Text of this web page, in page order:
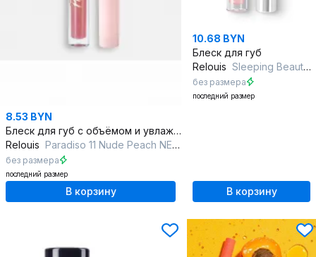
8.53 BYN
Блеск для губ с объёмом и увлажнением, сезон Круглогодичный
Relouis Paradiso 11 Nude Peach NEW
без размера
последний размер
В корзину
10.68 BYN
Блеск для губ
Relouis Sleeping Beauty тон 10 Queen of Pearls
без размера
последний размер
В корзину